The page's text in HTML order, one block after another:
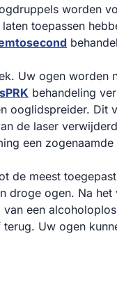
worden
toepassen
Uw ogen worden
behandeling
ooglidspreider. Dit
de laser
een
de meest
droge ogen. Na
een
Uw ogen